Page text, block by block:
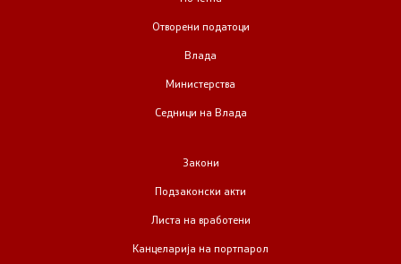
Отворени податоци
Влада
Министерства
Седници на Влада
Закони
Подзаконски акти
Листа на вработени
Канцеларија на портпарол